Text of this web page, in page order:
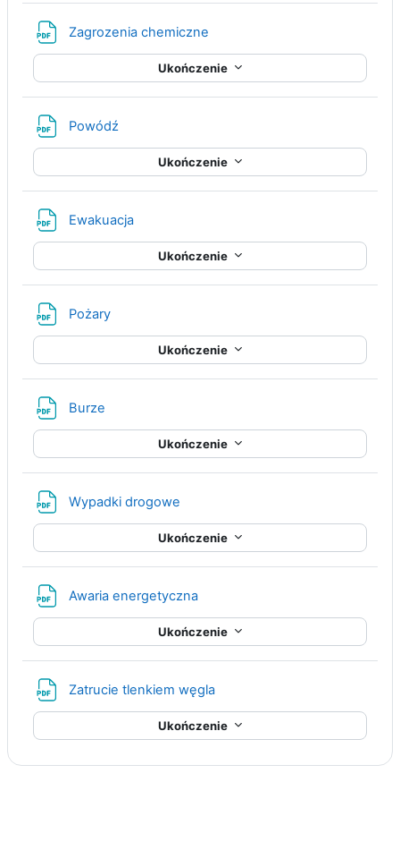
Zagrozenia chemiczne
Ukończenie
Powódź
Ukończenie
Ewakuacja
Ukończenie
Pożary
Ukończenie
Burze
Ukończenie
Wypadki drogowe
Ukończenie
Awaria energetyczna
Ukończenie
Zatrucie tlenkiem węgla
Ukończenie